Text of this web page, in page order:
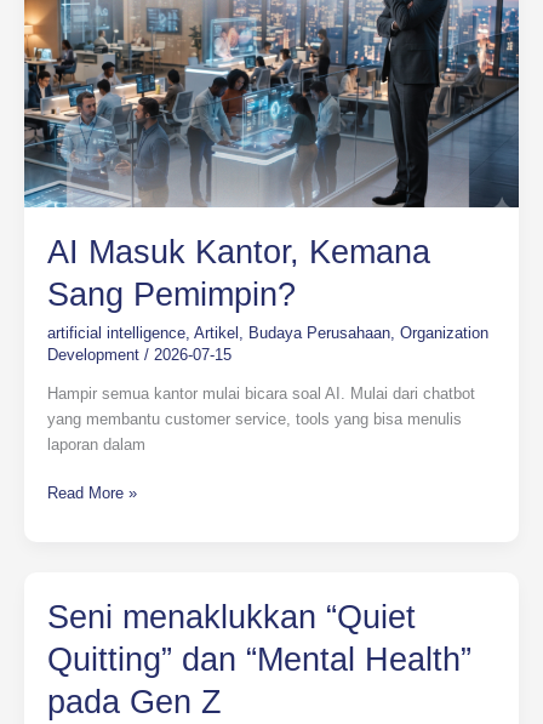
AI Masuk Kantor, Kemana
Sang Pemimpin?
artificial intelligence, Artikel Budaya Perusahaan, Organization
Development/ 2026-07-15
Hampir semua kantor mulai bicara soal AI. Mulai dari chatbot
yang membantu customer service, tools yang bisa menulis
laporan dalam
Read More »
Seni menaklukkan “Quiet
Quitting” dan “Mental Health”
pada Gen Z
Seni
menaklukkan
“Quiet
dan